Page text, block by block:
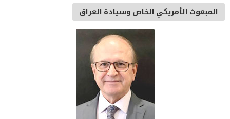
المبعوث الأمريكي الخاص وسيادة العراق